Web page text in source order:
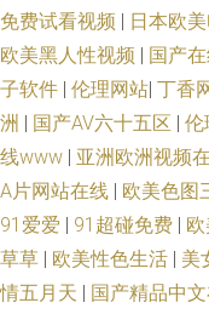
三区 91综合资源 伦理视频
女呦女 欧美老妇OOO 91
AV免费福利 亚洲在看97
利社嗯嗯啊啊 91操操网站
免费试看视频 | 日本欧
欧美黑人性视频 | 国产
子软件 | 伦理网站| 丁香
洲 | 国产AV六十五区 | 伦
线www | 亚洲欧洲视频
A片网站在线 | 欧美色图
91爱爱 | 91超碰免费 |
草草 | 欧美性色生活 | 美
情五月天 | 国产精品中